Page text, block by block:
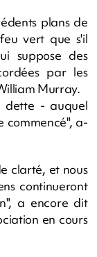
plans de
vert que s'il
suppose des
par les
Murray.
dette - auquel
commencé", a-
clarté, et nous
continueront
a encore dit
en cours